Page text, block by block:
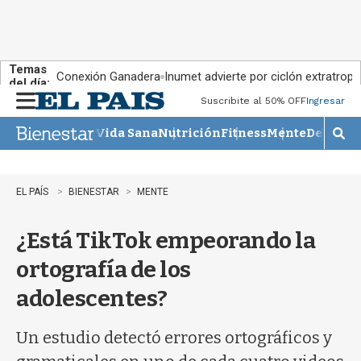
Temas
del día: Conexión Ganadera Inumet advierte por ciclón
n
u
Suscribite al 50% OFFIngresar
Vida SanaNutriciónFitnessMente
M
o
EL PAÍS BIENESTAR MENTE
¿Está TikTok empeorando la
ortografía de los
adolescentes?
Un estudio detectó errores ortográficos y